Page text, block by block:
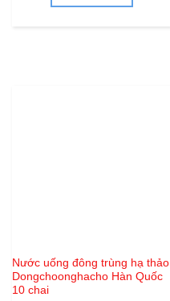
Nước uống đông trùng hạ thảo
Dongchoonghacho Hàn Quốc
10 chai